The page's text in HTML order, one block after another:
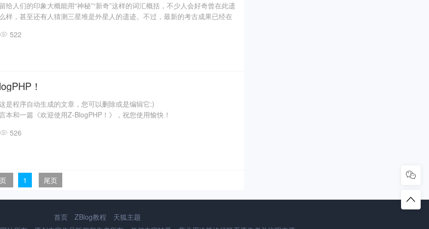
给人们的印象大概能用“神秘”“新奇”这样的词汇概括，不少人会好奇曾在此遗
样，甚至还有人猜测三星堆是外星人的遗迹。不过，最新的考古成果已经在
世界的三星堆出土文物只是来自1、2号“祭祀坑”。2019年11月至2020年5
、玉石器等重要文物500余件。
522
！
是程序自动生成的文章，您可以删除或是编辑它:)
本和一篇《欢迎使用Z-BlogPHP！》，祝您使用愉快！
526
1 尾页
首页 ZBlog教程
天狐主题